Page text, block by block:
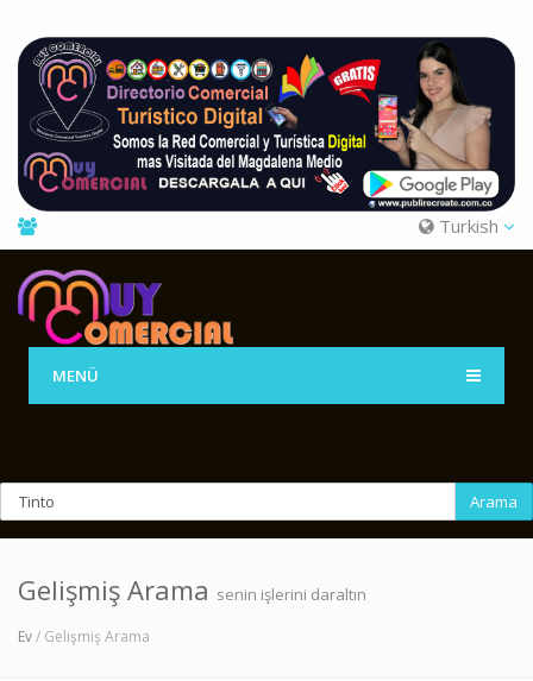
Turkish
MENÜ
Arama
Gelişmiş Arama senin işlerini daraltın
Ev/ Gelişmiş Arama